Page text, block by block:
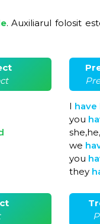
. Auxiliarul folosit
I have
you
we
you
they